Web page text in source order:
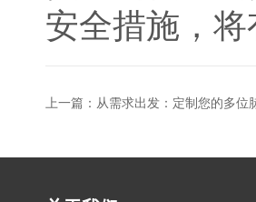
安全措施，
上一篇： 从需求出发：定制您的多位